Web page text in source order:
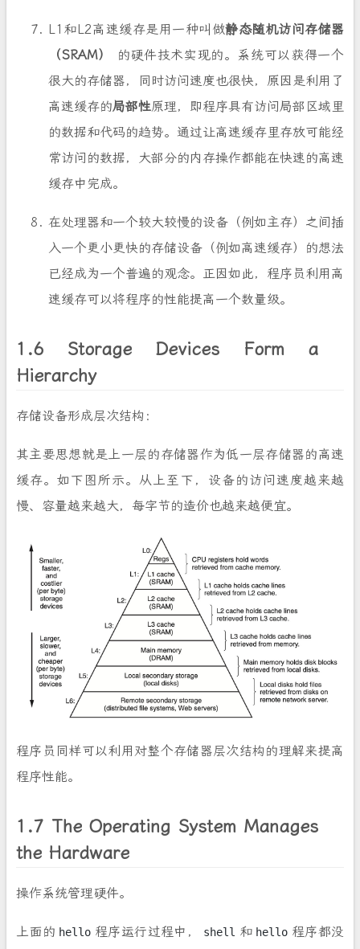
L1和L2高速缓存是用一种叫做静态随机访问存储器
（SRAM）
的硬件技术实现的。系统可以获得一个
很大的存储器，同时访问速度也很快，原因是利用了
高速缓存的局部性原理，即程序具有访问局部区域里
的数据和代码的趋势。通过让高速缓存里存放可能经
常访问的数据，大部分的内存操作都能在快速的高速
缓存中完成。
在处理器和一个较大较慢的设备（例如主存）之间插
入一个更小更快的存储设备（例如高速缓存）的想法
已经成为一个普遍的观念。正因如此，程序员利用高
速缓存可以将程序的性能提高一个数量级。
1.6 Storage Devices Form a
Hierarchy
存储设备形成层次结构：
其主要思想就是上一层的存储器作为低一层存储器的高速
缓存。如下图所示。从上至下，设备的访问速度越来越
慢、容量越来越大，每字节的造价也越来越便宜。
程序员同样可以利用对整个存储器层次结构的理解来提高
程序性能。
1.7 The Operating System Manages
the Hardware
操作系统管理硬件。
上面的 hello 程序运行过程中， shell 和 hello 程序都没